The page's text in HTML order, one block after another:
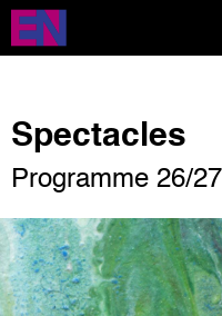
Aller
contenu
Spectacles
Programme 26/27